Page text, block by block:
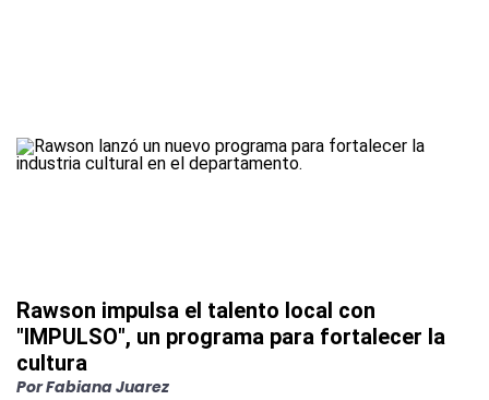
Rawson impulsa el talento local con
"IMPULSO", un programa para fortalecer la
cultura
PorFabiana Juarez